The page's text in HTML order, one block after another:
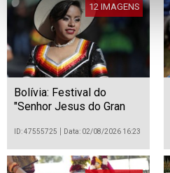
12 IMAGENS
Bolívia: Festival do
"Senhor Jesus do Gran
ID: 47555725 Data: 02/08/2026 16:23